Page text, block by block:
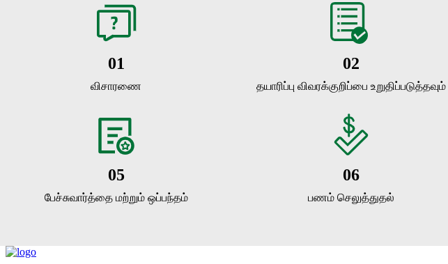
01
விசாரணை
02
தயாரிப்பு விவரக்குறிப்பை உறுதிப்படுத்தவும்
05
பேச்சுவார்த்தை மற்றும் ஒப்பந்தம்
06
பணம் செலுத்துதல்